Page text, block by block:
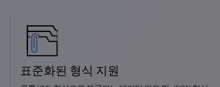
표준화된 형식 지원